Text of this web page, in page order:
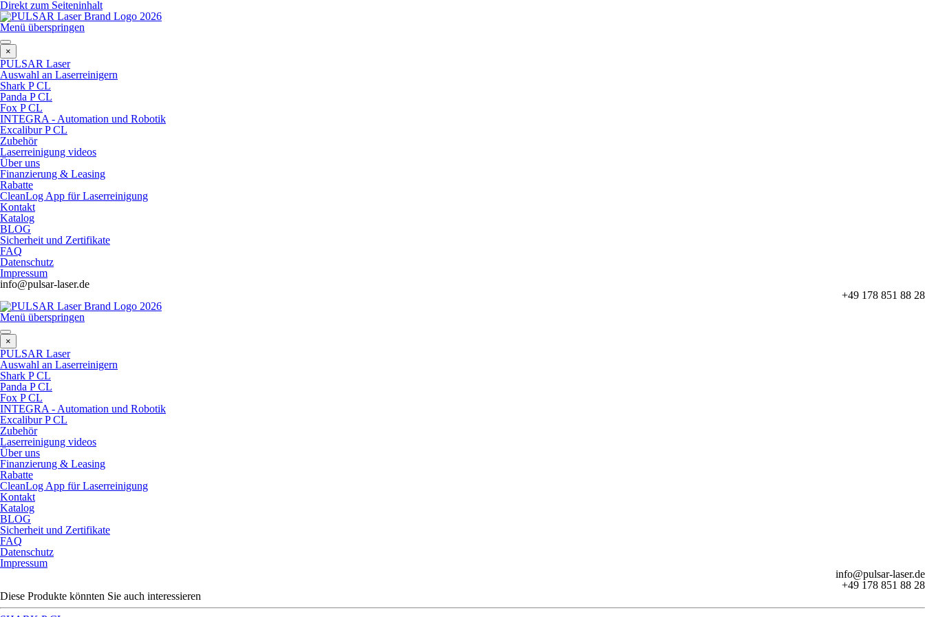
Direkt zum Seiteninhalt
Menü überspringen
×
PULSAR Laser
Auswahl an Laserreinigern
Shark P CL
Panda P CL
Fox P CL
INTEGRA - Automation und Robotik
Excalibur P CL
Zubehör
Laserreinigung videos
Über uns
Finanzierung & Leasing
Rabatte
CleanLog App für Laserreinigung
Kontakt
Katalog
BLOG
Sicherheit und Zertifikate
FAQ
Datenschutz
Impressum
info@pulsar-laser.de
+49 178 851 88 28
Menü überspringen
×
PULSAR Laser
Auswahl an Laserreinigern
Shark P CL
Panda P CL
Fox P CL
INTEGRA - Automation und Robotik
Excalibur P CL
Zubehör
Laserreinigung videos
Über uns
Finanzierung & Leasing
Rabatte
CleanLog App für Laserreinigung
Kontakt
Katalog
BLOG
Sicherheit und Zertifikate
FAQ
Datenschutz
Impressum
info@pulsar-laser.de
+49 178 851 88 28
Diese Produkte könnten Sie auch interessieren